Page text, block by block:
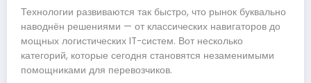
Технологии развиваются так быстро, что рынок буквально
наводнён решениями — от классических навигаторов до
мощных логистических IT-систем. Вот несколько
категорий, которые сегодня становятся незаменимыми
помощниками для перевозчиков.